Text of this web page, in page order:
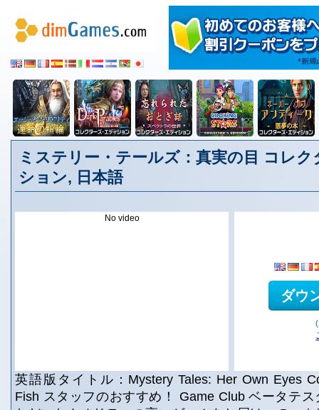
ミステリー・テールズ：真実の目 コレ
ション, 日本語
No video
ダウ
英語版タイトル：Mystery Tales: Her Own Eyes
Fish スタッフのおすすめ！ Game Club ベータテ